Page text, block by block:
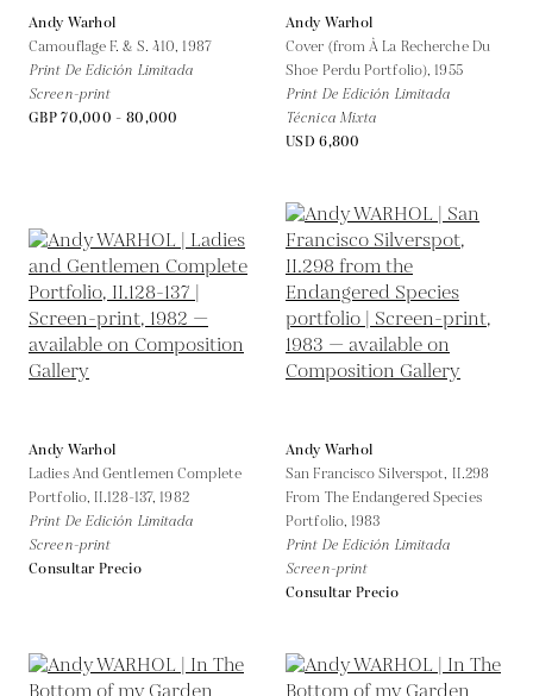
Andy Warhol
Camouflage F. & S. 410,1987
Print De Edición Limitada
Screen-print
GBP 70,000 - 80,000
Andy Warhol
Cover (from À La Recherche Du
Shoe Perdu Portfolio),1955
Print De Edición Limitada
Técnica Mixta
USD 6,800
Andy Warhol
Ladies And Gentlemen Complete
Portfolio, II.128-137,1982
Print De Edición Limitada
Screen-print
Consultar Precio
Andy Warhol
San Francisco Silverspot, II.298
From The Endangered Species
Portfolio,1983
Print De Edición Limitada
Screen-print
Consultar Precio